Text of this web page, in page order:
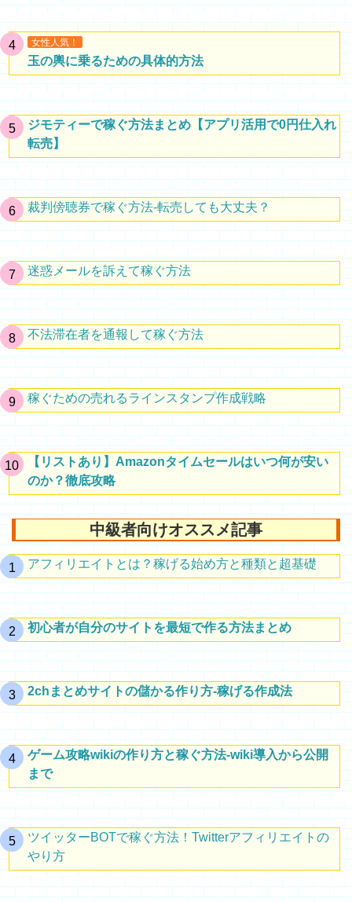
女性人気！
玉の輿に乗るための具体的方法
ジモティーで稼ぐ方法まとめ【アプリ活用で0円仕入れ
転売】
裁判傍聴券で稼ぐ方法-転売しても大丈夫？
迷惑メールを訴えて稼ぐ方法
不法滞在者を通報して稼ぐ方法
稼ぐための売れるラインスタンプ作成戦略
【リストあり】Amazonタイムセールはいつ何が安い
のか？徹底攻略
中級者向けオススメ記事
アフィリエイトとは？稼げる始め方と種類と超基礎
初心者が自分のサイトを最短で作る方法まとめ
2chまとめサイトの儲かる作り方-稼げる作成法
ゲーム攻略wikiの作り方と稼ぐ方法-wiki導入から公開
まで
ツイッターBOTで稼ぐ方法！Twitterアフィリエイトの
やり方